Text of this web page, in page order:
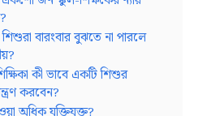
বারংবার বুঝতে না পারলে
কী ভাবে একটি শিশুর
করবেন?